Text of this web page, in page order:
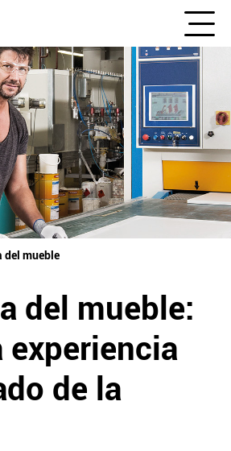
del mueble
del mueble:
de la